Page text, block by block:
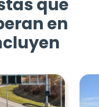
que
en